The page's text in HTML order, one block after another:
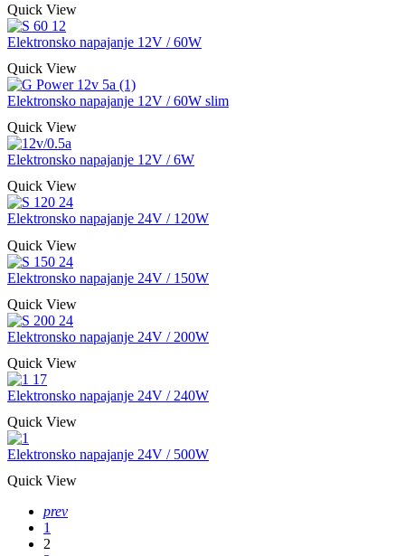
Quick View
Elektronsko napajanje 12V / 60W
Quick View
Elektronsko napajanje 12V / 60W slim
Quick View
Elektronsko napajanje 12V / 6W
Quick View
Elektronsko napajanje 24V / 120W
Quick View
Elektronsko napajanje 24V / 150W
Quick View
Elektronsko napajanje 24V / 200W
Quick View
Elektronsko napajanje 24V / 240W
Quick View
Elektronsko napajanje 24V / 500W
Quick View
prev
1
2